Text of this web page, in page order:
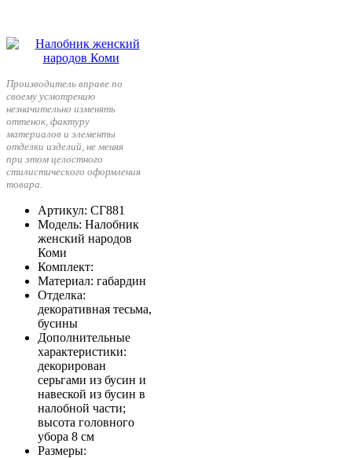
Производитель вправе по
своему усмотрению
незначительно изменять
оттенок, фактуру
материалов и элементы
отделки изделий, не меняя
при этом целостного
стилистического оформления
товара.
Артикул: СГ881
Модель: Налобник
женский народов
Коми
Комплект:
Материал: габардин
Отделка:
декоративная тесьма,
бусины
Дополнительные
характеристики:
декорирован
серьгами из бусин и
навеской из бусин в
налобной части;
высота головного
убора 8 см
Размеры: